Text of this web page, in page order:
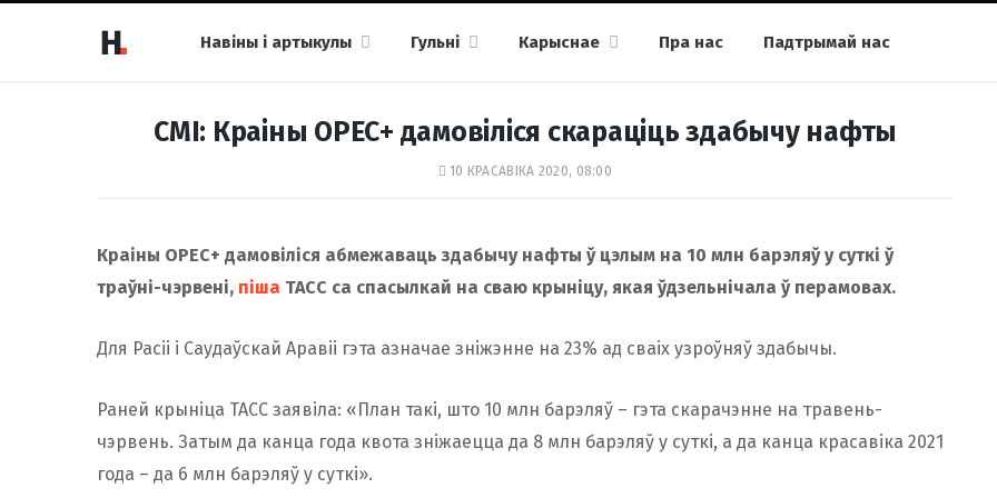
Навіны і артыкулы Гульні Карыснае Пра нас Падтрымай нас
СМІ: Краіны ОРЕС+ дамовіліся скараціць здабычу нафты
10 КРАСАВІКА 2020, 08:00
Краіны ОРЕС+ дамовіліся абмежаваць здабычу нафты ў цэлым на 10 млн барэляў у суткі ў
траўні-чэрвені, піша ТАСС са спасылкай на сваю крыніцу, якая ўдзельнічала ў перамовах.
Для Расіі і Саудаўскай Аравіі гэта азначае зніжэнне на 23% ад сваіх узроўняў здабычы.
Раней крыніца ТАСС заявіла: «План такі, што 10 млн барэляў – гэта скарачэнне на травень-
чэрвень. Затым да канца года квота зніжаецца да 8 млн барэляў у суткі, а да канца красавіка 2021
года – да 6 млн барэляў у суткі».